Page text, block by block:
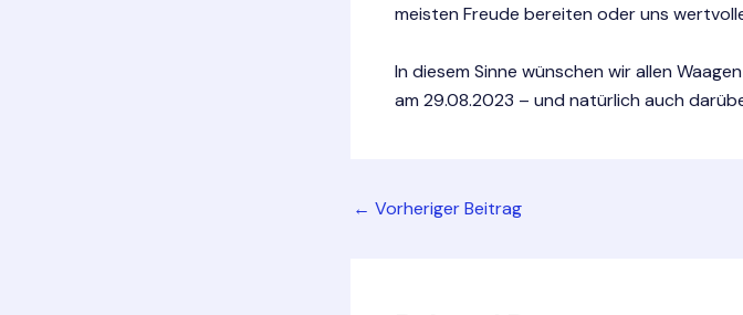
meisten Freude bereiten oder uns
In diesem Sinne wünschen wir allen
am 29.08.2023 – und natürlich auch
Post
← Vorheriger Beitrag